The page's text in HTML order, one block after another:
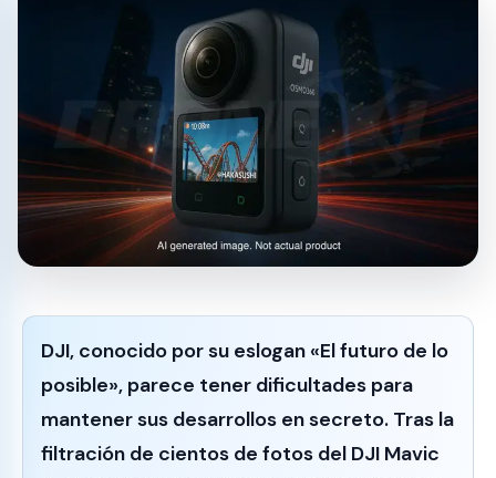
DJI, conocido por su eslogan «El futuro de lo
posible», parece tener dificultades para
mantener sus desarrollos en secreto. Tras la
filtración de cientos de fotos del DJI Mavic